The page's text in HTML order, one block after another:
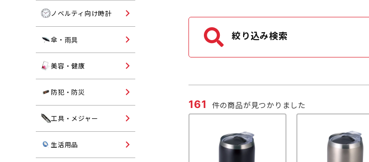
年末年始特集
絞り込み検索
161 件の商品が見つかりました
パスケース・ルーペ
ノベルティ向け時計
傘・雨具 オリジナル名入れ傘・雨具
美容・健康
防犯・防災
防犯グッズ・反射板
工具・メジャー
オリジナル名入れ工具・メジ
生活用品